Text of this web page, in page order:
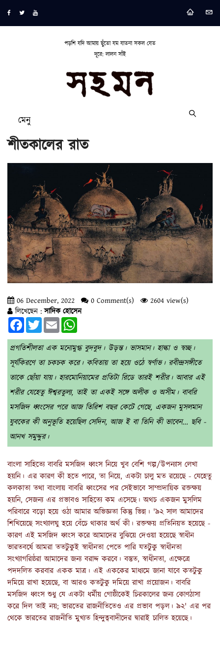
পড়শি যদি আমায় ছুঁতো যম যাতনা সকল যেত
দূরে: লালন সাঁই
মেনু
শীতকালের রাত
06 December, 2022 0 Comment(s)
2604 view(s)
লিখেছেন :সাদিক হোসেন
FacebookTwitterEmail
প্রগতিশীলতা এক মনোমুগ্ধ বুদবুদ। উড়ন্ত। ভাসমান। হাল্কা ও স্বচ্ছ।
সূর্যকিরণে তা চকচক করে। কবিতায় তা হয়ে ওঠে স্বর্ণাভ। রবীন্দ্রসঙ্গীতে
তাকে ছোঁয়া যায়। হারমোনিয়ামের প্রতিটা রিডে তারই শরীর। আবার এই
শরীর যেহেতু ঈশ্বরতুল্য, তাই তা একই সঙ্গে অলীক ও অসীম। বাবরি
মসজিদ ধ্বংসের পরে আজ তিরিশ বছর কেটে গেছে, একজন মুসলমান
যুবকের কী অনুভূতি হয়েছিল সেদিন, আজ ই বা তিনি কী ভাবেন... ছবি -
আনখ সমুদ্দুর।
বাংলা সাহিত্যে বাবরি মসজিদ ধ্বংস নিয়ে খুব বেশি গল্প/উপন্যাস লেখা
হয়নি। এর কারণ কী হতে পারে, তা নিয়ে, একটা চালু মত রয়েছে - যেহেতু
কলকাতা তথা বাংলায় বাবরি ধ্বংসের পর সেইভাবে সাম্প্রদায়িক রক্তক্ষয়
হয়নি, সেজন্য এর প্রভাবও সাহিত্যে কম এসেছে। অথচ একজন মুসলিম
পরিবারে বড়ো হয়ে ওঠা আমার অভিজ্ঞতা কিন্তু ভিন্ন। '৯২ সাল আমাদের
শিখিয়েছে সংখ্যালঘু হয়ে বেঁচে থাকার অর্থ কী। রক্তক্ষয় প্রতিনিয়ত হয়েছে -
কারণ এই মসজিদ ধ্বংস করে আমাদের বুঝিয়ে দেওয়া হয়েছে স্বাধীন
ভারতবর্ষে আমরা ততটুকুই স্বাধীনতা পেতে পারি যতটুকু স্বাধীনতা
সংখ্যাগরিষ্ঠরা আমাদের জন্য বরাদ্দ করবে। বস্তুত, স্বাধীনতা, এক্ষেত্রে
পদদলিত করবার একক মাত্র। এই এককের মাধ্যমে জানা যাবে কতটুকু
দমিয়ে রাখা হয়েছে, বা আরও কতটুকু দমিয়ে রাখা প্রয়োজন। বাবরি
মসজিদ ধ্বংস শুধু যে একটা ধর্মীয় গোষ্ঠীকেই চিরকালের জন্য কোণঠাসা
করে দিল তাই নয়; ভারতের রাজনীতিতেও এর প্রভাব পড়ল। ৯২' এর পর
থেকে ভারতের রাজনীতি মুখ্যত হিন্দুত্ববাদীদের দ্বারাই চালিত হয়েছে।